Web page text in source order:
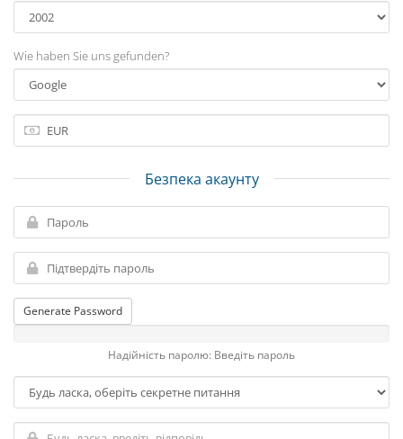
Wie haben Sie uns gefunden?
Безпека акаунту
Generate Password
Надійність паролю: Введіть пароль